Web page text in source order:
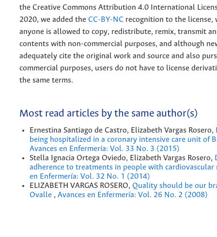
the Creative Commons Attribution 4.0 International
2020, we added the CC-BY-NC recognition to the license,
anyone is allowed to copy, redistribute, remix, transmit
contents with non-commercial purposes, and although
adequately cite the original work and source and also
commercial purposes, users do not have to license
the same terms.
Most read articles by the same author(s)
Ernestina Santiago de Castro, Elizabeth Vargas Rosero,
being hospitalized in a coronary intensive care unit of
Avances en Enfermería: Vol. 33 No. 3 (2015)
Stella Ignacia Ortega Oviedo, Elizabeth Vargas Rosero,
adherence to treatments in people with
en Enfermería: Vol. 32 No. 1 (2014)
ELIZABETH VARGAS ROSERO, Quality should be our
Ovalle , Avances en Enfermería: Vol. 26 No. 2 (2008)